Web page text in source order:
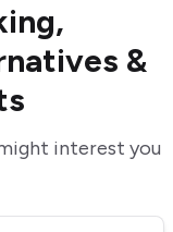
&
interest you